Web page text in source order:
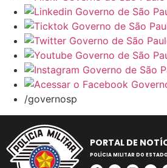
/governosp
PORTAL DE
POLÍCIA MILITAR DO